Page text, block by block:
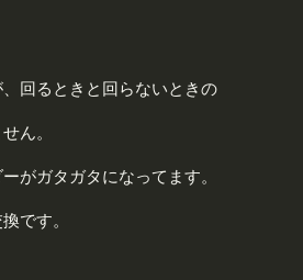
回るときと回らないときの
ん。
がガタガタになってます。
です。